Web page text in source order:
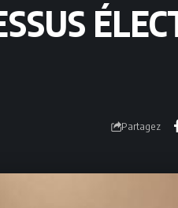
Partagez